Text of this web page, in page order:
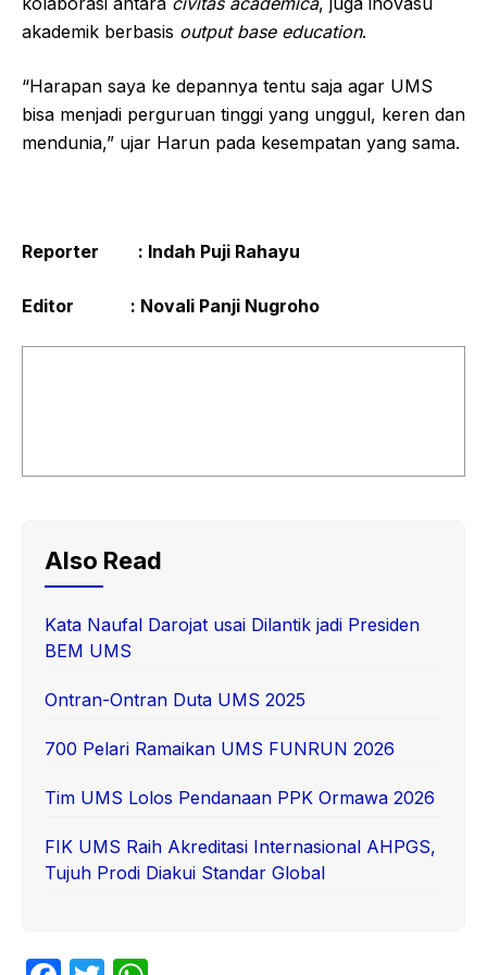
akademik berbasis output base education.
“Harapan saya ke depannya tentu saja agar UMS
bisa menjadi perguruan tinggi yang unggul, keren dan
mendunia,” ujar Harun pada kesempatan yang sama.
Reporter : Indah Puji Rahayu
Editor : Novali Panji Nugroho
Also Read
Kata Naufal Darojat usai Dilantik jadi Presiden
BEM UMS
Ontran-Ontran Duta UMS 2025
700 Pelari Ramaikan UMS FUNRUN 2026
Tim UMS Lolos Pendanaan PPK Ormawa 2026
FIK UMS Raih Akreditasi Internasional AHPGS,
Tujuh Prodi Diakui Standar Global